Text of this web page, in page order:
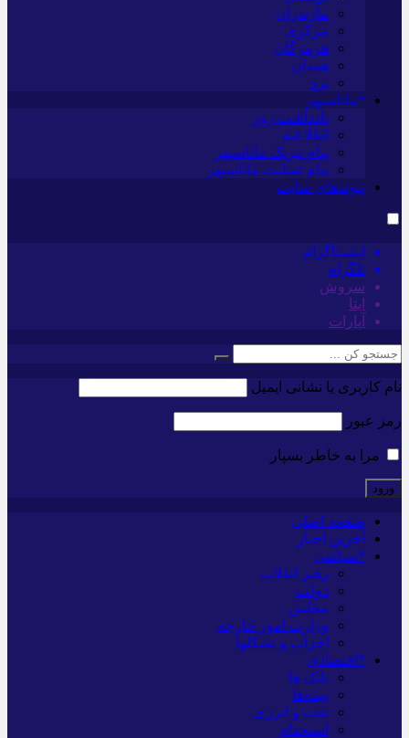
مازندران
مرکزی
هرمزگان
همدان
یزد
*ماناسپهر
یادداشت روز
اطلاعیه
پیام تبریک ماناسپهر
پیام تسلیت ماناسپهر
پیوندهای سایت
اینستاگرام
تلگرام
سروش
ایتا
آپارات
نام کاربری یا نشانی ایمیل
رمز عبور
مرا به خاطر بسپار
صفحه اصلی
آخرین اخبار
*سیاسی
رهبر انقلاب
دولت
مجلس
وزارت امور خارجه
احزاب و تشکلها
*اقتصادی
بانک ها
بیمه‌ها
نفت و انرژی
استخدام